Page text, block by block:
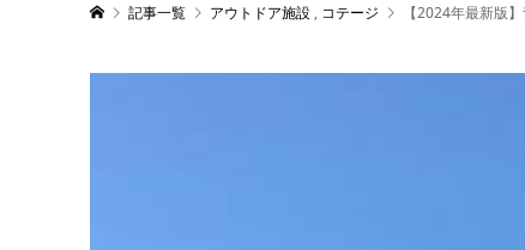
記事一覧 アウトドア施設 , コテージ 【2024年最新版